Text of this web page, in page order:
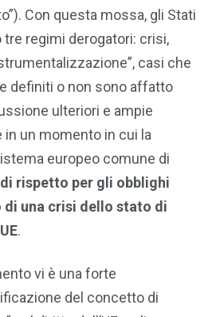
Con questa mossa, gli Stati
regimi derogatori: crisi,
casi che
definiti o non sono affatto
ulteriori e ampie
in un momento in cui la
europeo comune di
rispetto per gli obblighi
una crisi dello stato di
.
vi è una forte
del concetto di